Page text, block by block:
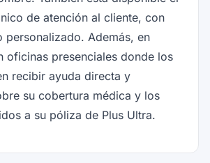
de atención al cliente, con
personalizado. Además, en
oficinas presenciales donde los
recibir ayuda directa y
su cobertura médica y los
a su póliza de Plus Ultra.